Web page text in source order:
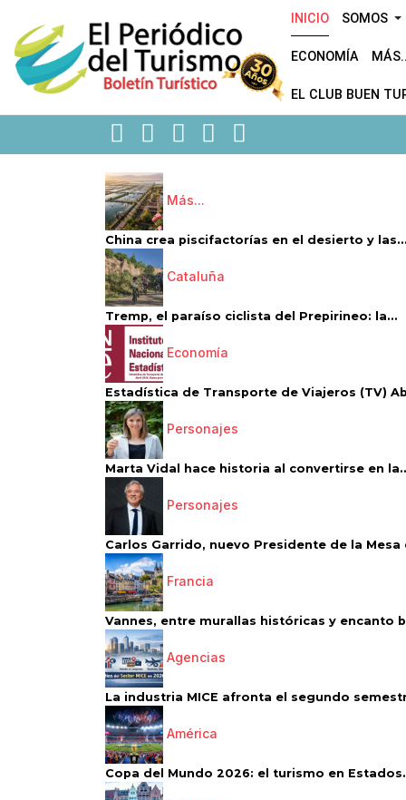
INICIO SOMOS
ECONOMÍA
EL CLUB BUEN
Más...
China crea piscifactorías en el desierto y las...
Cataluña
Tremp, el paraíso ciclista del Prepirineo: la...
Economía
Estadística de Transporte de Viajeros (TV)
Personajes
Marta Vidal hace historia al convertirse en
Personajes
Carlos Garrido, nuevo Presidente de la Mesa
Francia
Vannes, entre murallas históricas y encanto
Agencias
La industria MICE afronta el segundo
América
Copa del Mundo 2026: el turismo en